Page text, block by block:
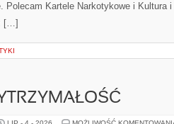
Polecam Kartele Narkotykowe i Kultura
[…]